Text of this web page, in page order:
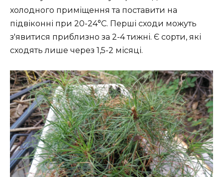
холодного приміщення та поставити на
підвіконні при 20-24°C. Перші сходи можуть
з'явитися приблизно за 2-4 тижні. Є сорти, які
сходять лише через 1,5-2 місяці.